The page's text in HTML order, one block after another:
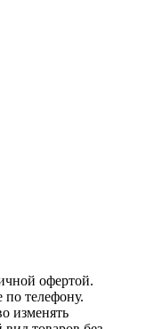
офертой.
по телефону.
изменять